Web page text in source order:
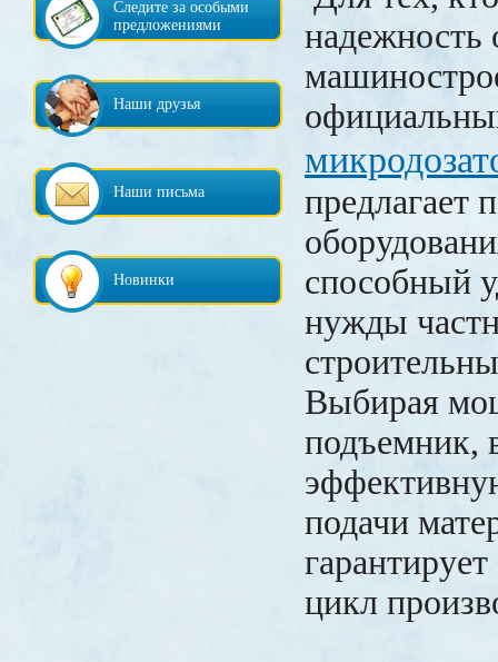
Следите за особыми
предложениями
Наши друзья
Наши письма
Новинки
надежность
предлагает
способный
нужды
Выбирая
подъемник,
подачи
цикл